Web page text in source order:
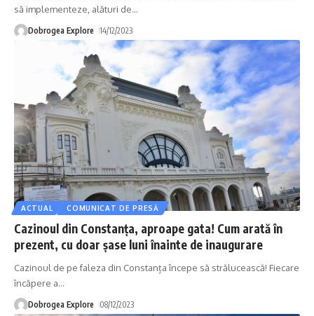
să implementeze, alături de…
Dobrogea Explore 14/12/2023
ACTUAL COMUNICAT DE PRESĂ
Cazinoul din Constanța, aproape gata! Cum arată în
prezent, cu doar șase luni înainte de inaugurare
Cazinoul de pe faleza din Constanța începe să strălucească! Fiecare
încăpere a…
Dobrogea Explore 08/12/2023